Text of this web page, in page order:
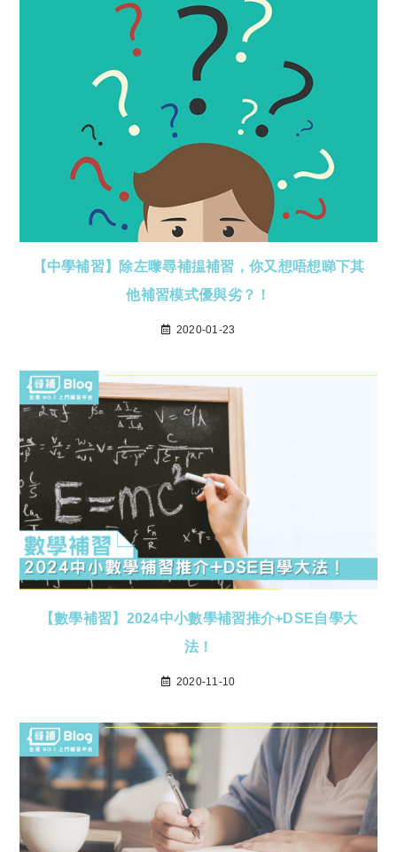
【中學補習】除左嚟尋補揾補習，你又想唔想睇下其
他補習模式優與劣？！
2020-01-23
【數學補習】2024中小數學補習推介+DSE自學大
法！
2020-11-10